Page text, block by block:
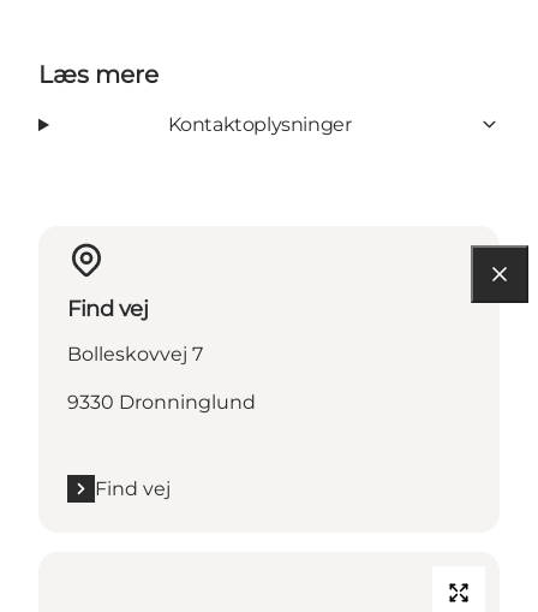
Læs mere
Kontaktoplysninger
Find vej
Bolleskovvej 7
9330 Dronninglund
Find vej